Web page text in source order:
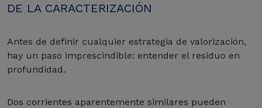
DE LA CARACTERIZACIÓN
Antes de definir cualquier estrategia de valorización,
hay un paso imprescindible: entender el residuo en
profundidad.
Dos corrientes aparentemente similares pueden